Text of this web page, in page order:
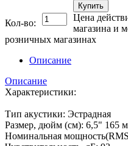
Кол-во:
Купить
Цена
магазина и
розничных магазинах
Описание
Описание
Характеристики:
Тип акустики: Эстрадная
Размер, дюйм (см): 6,5" 165
Номинальная